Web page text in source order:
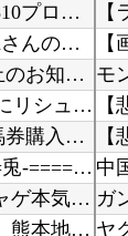
【デレマス】 810プロエアコン騒動【ぷちかれシリーズ】
【FGO】 夜kunさんのモルガンイラスト！！ 蝶の羽好きです！
ブログ更新停止のお知らせ
【艦これ】 E5にリシュジャン残し民はE4はどうやってるの？
福永調教師、馬券購入者を軽んじる発言
【セ順位】 虎=兎-====//====燕星===鯉=竜【8/6】
【朗報】 ソシャゲ本気の最終兵器『無限大アナンタ』遂にサービス開始へｗｗｗｗ
【倉庫型陳列】 熊本地震でコストコの商品落下「重く受け止めております」地震大国で「高積み陳...